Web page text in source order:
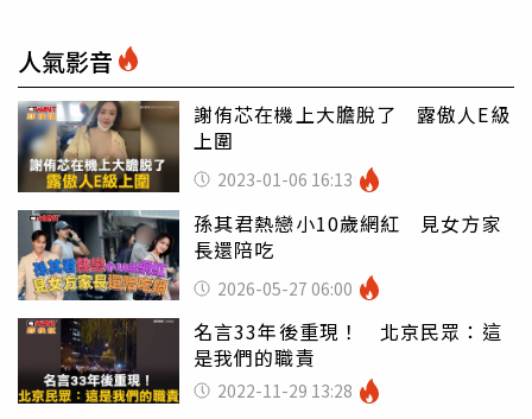
人氣影音
謝侑芯在機上大膽脫了 露傲人E級
上圍
2023-01-06 16:13
孫其君熱戀小10歲網紅 見女方家
長還陪吃
2026-05-27 06:00
名言33年後重現！ 北京民眾：這
是我們的職責
2022-11-29 13:28